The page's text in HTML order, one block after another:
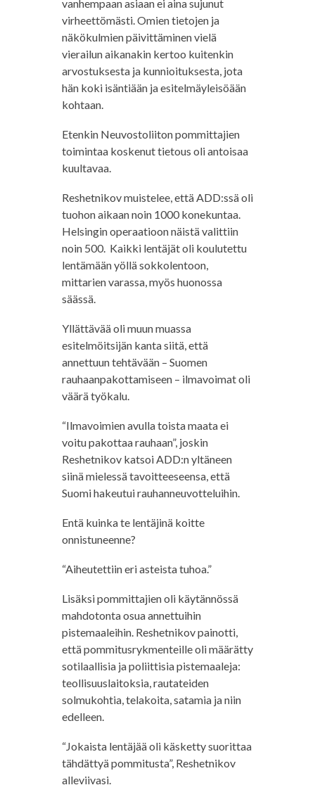
vanhempaan asiaan ei aina sujunut
virheettömästi. Omien tietojen ja
näkökulmien päivittäminen vielä
vierailun aikanakin kertoo kuitenkin
arvostuksesta ja kunnioituksesta, jota
hän koki isäntiään ja esitelmäyleisöään
kohtaan.
Etenkin Neuvostoliiton pommittajien
toimintaa koskenut tietous oli antoisaa
kuultavaa.
Reshetnikov muistelee, että ADD:ssä oli
tuohon aikaan noin 1000 konekuntaa.
Helsingin operaatioon näistä valittiin
noin 500. Kaikki lentäjät oli koulutettu
lentämään yöllä sokkolentoon,
mittarien varassa, myös huonossa
säässä.
Yllättävää oli muun muassa
esitelmöitsijän kanta siitä, että
annettuun tehtävään – Suomen
rauhaanpakottamiseen – ilmavoimat oli
väärä työkalu.
“Ilmavoimien avulla toista maata ei
voitu pakottaa rauhaan”, joskin
Reshetnikov katsoi ADD:n yltäneen
siinä mielessä tavoitteeseensa, että
Suomi hakeutui rauhanneuvotteluihin.
Entä kuinka te lentäjinä koitte
onnistuneenne?
“Aiheutettiin eri asteista tuhoa.”
Lisäksi pommittajien oli käytännössä
mahdotonta osua annettuihin
pistemaaleihin. Reshetnikov painotti,
että pommitusrykmenteille oli määrätty
sotilaallisia ja poliittisia pistemaaleja:
teollisuuslaitoksia, rautateiden
solmukohtia, telakoita, satamia ja niin
edelleen.
“Jokaista lentäjää oli käsketty suorittaa
tähdättyä pommitusta”, Reshetnikov
alleviivasi.